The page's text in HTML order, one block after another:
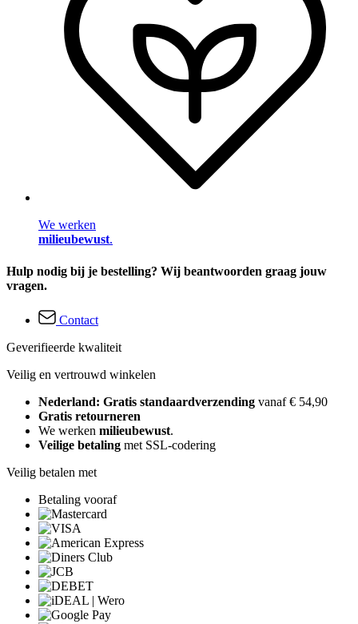
We werken
milieubewust.
Hulp nodig bij je bestelling? Wij beantwoorden graag jouw
vragen.
Contact
Geverifieerde kwaliteit
Veilig en vertrouwd winkelen
Nederland: Gratis standaardverzending vanaf € 54,90
Gratis retourneren
We werken milieubewust.
Veilige betaling met SSL-codering
Veilig betalen met
Betaling vooraf